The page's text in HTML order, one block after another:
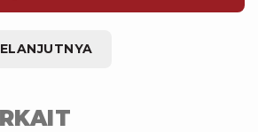
mewajibkan
di ruang publik
hak-hak
umum.